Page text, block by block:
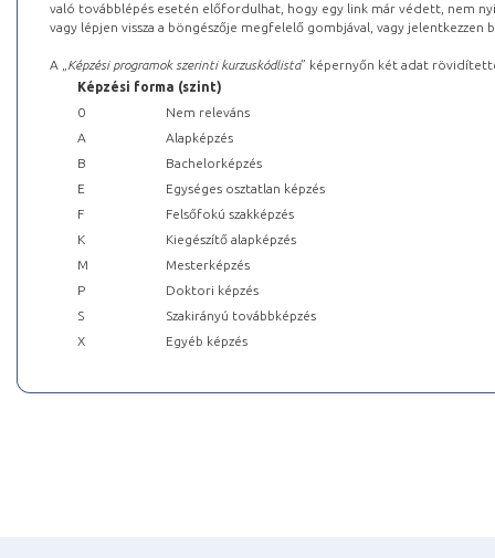
való továbblépés esetén előfordulhat, hogy egy link már védett, nem
vagy lépjen vissza a böngészője megfelelő gombjával, vagy
A „ Képzési programok szerinti kurzuskódlista” képernyőn két adat
Képzési forma (szint)
0
Nem releváns
A
Alapképzés
B
Bachelorképzés
E
Egységes osztatlan képzés
F
Felsőfokú szakképzés
K
Kiegészítő alapképzés
M
Mesterképzés
P
Doktori képzés
S
Szakirányú továbbképzés
X
Egyéb képzés